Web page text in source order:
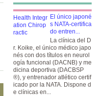
El único japoné
s NATA-certifica
do entren...
La clínica del D
r. Koike, el único médico japo
nés con dos títulos en neurol
ogía funcional (DACNB) y me
dicina deportiva (DACBSP
®), y entrenador atlético certif
icado por la NATA. Dispone d
e clínicas en...